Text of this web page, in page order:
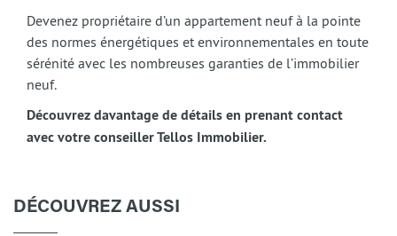
Devenez propriétaire d’un appartement neuf à la pointe
des normes énergétiques et environnementales en toute
sérénité avec les nombreuses garanties de l’immobilier
neuf.
Découvrez davantage de détails en prenant contact
avec votre conseiller Tellos Immobilier.
DÉCOUVREZ AUSSI